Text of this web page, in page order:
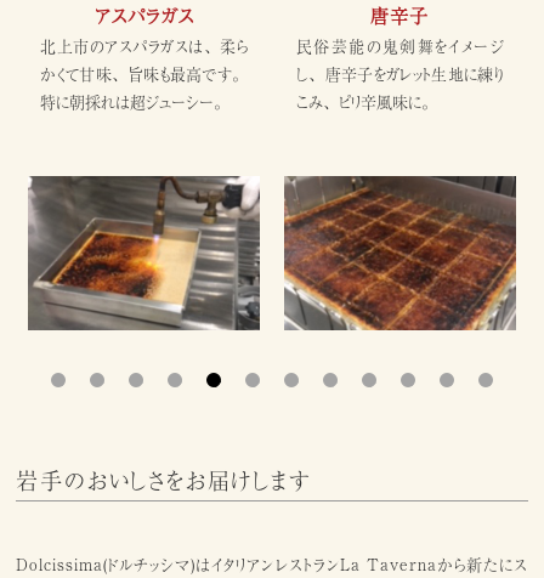
アスパラガス
北上市のアスパラガスは、柔ら
かくて甘味、旨味も最高です。
特に朝採れは超ジューシー。
唐辛子
民俗芸能の鬼剣舞をイメージ
し、唐辛子をガレット生地に練り
こみ、ピリ辛風味に。
1 2 3 4 5 6 7 8 9 10 11 12
岩手のおいしさをお届けします
Dolcissima(ドルチッシマ)はイタリアンレストランLa Tavernaから新たにス